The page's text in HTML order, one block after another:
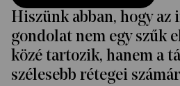
Hiszünk abban, hogy az
gondolat nem egy szűk
közé tartozik, hanem a
szélesebb rétegei